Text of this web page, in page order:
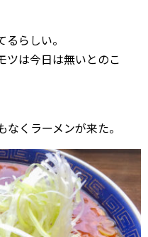
らしい。
ツは今日は無いとのこ
くラーメンが来た。